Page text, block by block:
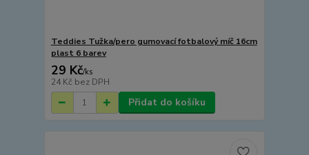
Teddies Tužka/pero gumovací fotbalový míč 16cm
plast 6 barev
29 Kč/ks
24 Kč bez DPH
Přidat do košíku